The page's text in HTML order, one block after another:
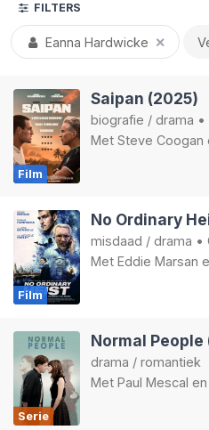
FILTERS
Eanna Hardwicke ✕
Film
Saipan (2025)
biografie / drama •
Met Steve Coogan
Film
No Ordinary
misdaad / drama •
Met Eddie Marsan
Serie
Normal People
drama / romantiek
Met Paul Mescal en